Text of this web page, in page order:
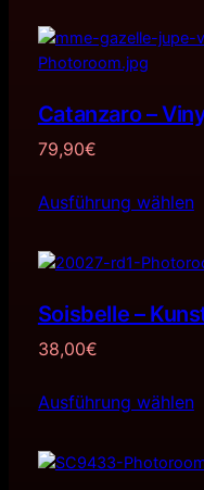
Catanzaro –
79,90€
Ausführung wählen
Soisbelle –
38,00€
Ausführung wählen